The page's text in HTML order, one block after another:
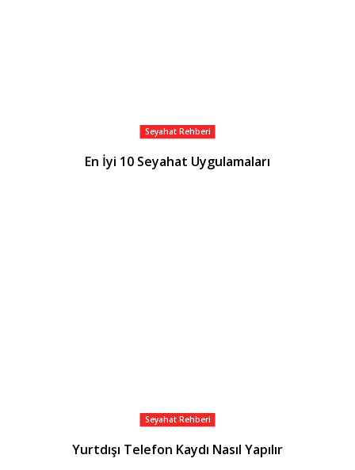
Seyahat Rehberi
En İyi 10 Seyahat Uygulamaları
Seyahat Rehberi
Yurtdışı Telefon Kaydı Nasıl Yapılır